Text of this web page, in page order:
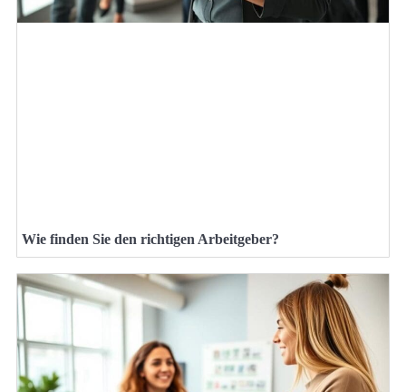
Wie finden Sie den richtigen Arbeitgeber?